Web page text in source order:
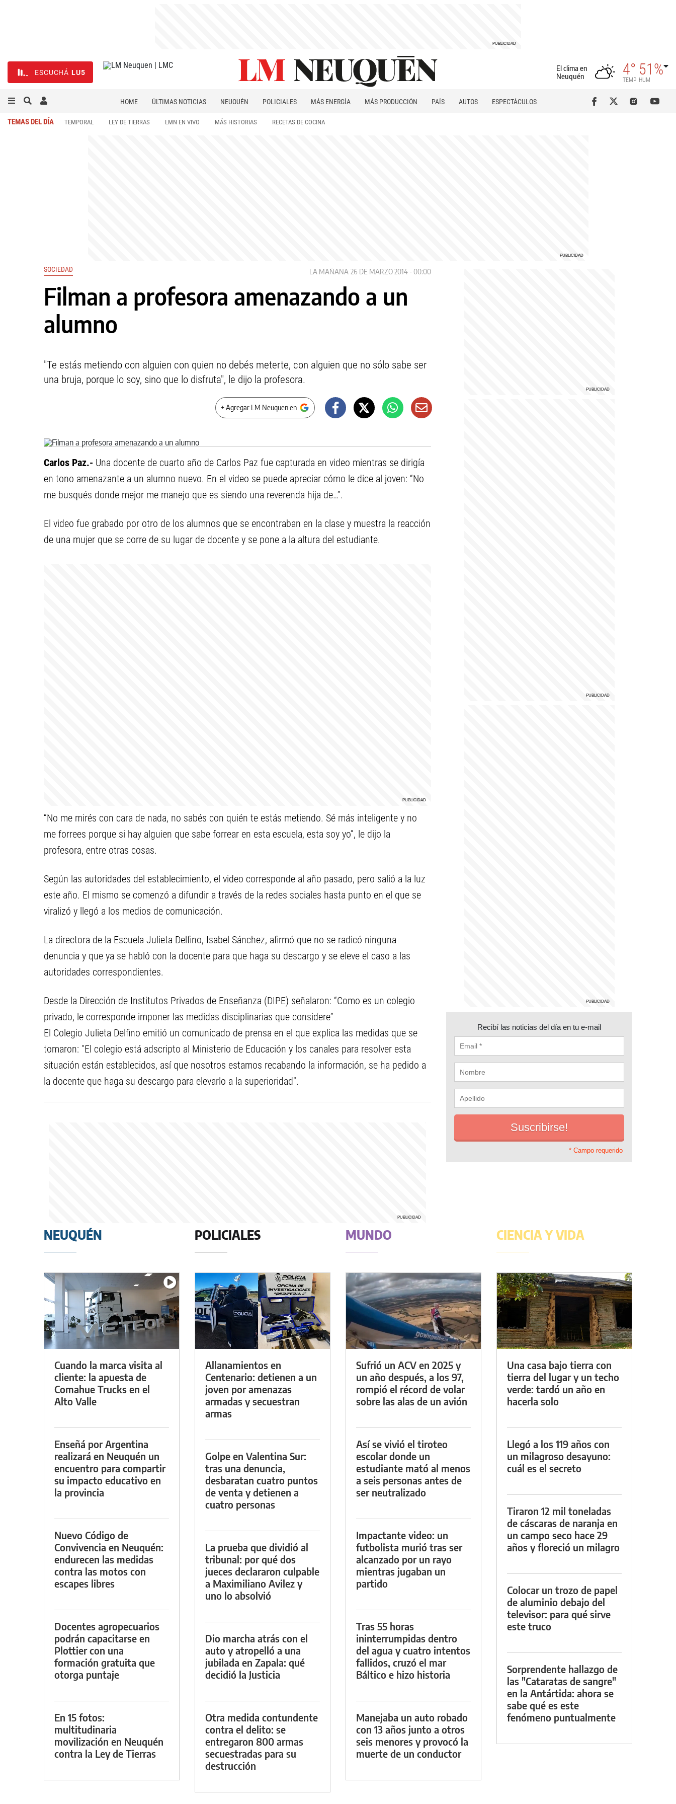
ESCUCHÁ LU5
El clima en
Neuquén
4°
TEMP
51%
HUM
HOME ÚLTIMAS NOTICIAS NEUQUÉN POLICIALES MÁS ENERGÍA MÁS PRODUCCIÓN PAÍS AUTOS
ESPECTÁCULOS
TEMAS DEL DÍA TEMPORAL LEY DE TIERRAS LMN EN VIVO MÁS HISTORIAS RECETAS DE COCINA
SOCIEDAD LA MAÑANA 26 DE MARZO 2014 - 00:00
Filman a profesora amenazando a un
alumno
"Te estás metiendo con alguien con quien no debés meterte, con alguien que no sólo sabe ser
una bruja, porque lo soy, sino que lo disfruta", le dijo la profesora.
+ Agregar LM Neuquen en
Carlos Paz.- Una docente de cuarto año de Carlos Paz fue capturada en video mientras se dirigía
en tono amenazante a un alumno nuevo. En el video se puede apreciar cómo le dice al joven: “No
me busqués donde mejor me manejo que es siendo una reverenda hija de…”.
El video fue grabado por otro de los alumnos que se encontraban en la clase y muestra la reacción
de una mujer que se corre de su lugar de docente y se pone a la altura del estudiante.
“No me mirés con cara de nada, no sabés con quién te estás metiendo. Sé más inteligente y no
me forrees porque si hay alguien que sabe forrear en esta escuela, esta soy yo”, le dijo la
profesora, entre otras cosas.
Según las autoridades del establecimiento, el video corresponde al año pasado, pero salió a la luz
este año. El mismo se comenzó a difundir a través de la redes sociales hasta punto en el que se
viralizó y llegó a los medios de comunicación.
La directora de la Escuela Julieta Delfino, Isabel Sánchez, afirmó que no se radicó ninguna
denuncia y que ya se habló con la docente para que haga su descargo y se eleve el caso a las
autoridades correspondientes.
Desde la Dirección de Institutos Privados de Enseñanza (DIPE) señalaron: “Como es un colegio
privado, le corresponde imponer las medidas disciplinarias que considere”
El Colegio Julieta Delfino emitió un comunicado de prensa en el que explica las medidas que se
tomaron: "El colegio está adscripto al Ministerio de Educación y los canales para resolver esta
situación están establecidos, así que nosotros estamos recabando la información, se ha pedido a
la docente que haga su descargo para elevarlo a la superioridad".
Recibí las noticias del día en tu e-mail
* Campo requerido
NEUQUÉN
Cuando la marca visita al
cliente: la apuesta de
Comahue Trucks en el
Alto Valle
Enseñá por Argentina
realizará en Neuquén un
encuentro para compartir
su impacto educativo en
la provincia
Nuevo Código de
Convivencia en Neuquén:
endurecen las medidas
contra las motos con
escapes libres
Docentes agropecuarios
podrán capacitarse en
Plottier con una
formación gratuita que
otorga puntaje
En 15 fotos:
multitudinaria
movilización en Neuquén
contra la Ley de Tierras
POLICIALES
Allanamientos en
Centenario: detienen a un
joven por amenazas
armadas y secuestran
armas
Golpe en Valentina Sur:
tras una denuncia,
desbaratan cuatro puntos
de venta y detienen a
cuatro personas
La prueba que dividió al
tribunal: por qué dos
jueces declararon culpable
a Maximiliano Avilez y
uno lo absolvió
Dio marcha atrás con el
auto y atropelló a una
jubilada en Zapala: qué
decidió la Justicia
Otra medida contundente
contra el delito: se
entregaron 800 armas
secuestradas para su
destrucción
MUNDO
Sufrió un ACV en 2025 y
un año después, a los 97,
rompió el récord de volar
sobre las alas de un avión
Así se vivió el tiroteo
escolar donde un
estudiante mató al menos
a seis personas antes de
ser neutralizado
Impactante video: un
futbolista murió tras ser
alcanzado por un rayo
mientras jugaban un
partido
Tras 55 horas
ininterrumpidas dentro
del agua y cuatro intentos
fallidos, cruzó el mar
Báltico e hizo historia
Manejaba un auto robado
con 13 años junto a otros
seis menores y provocó la
muerte de un conductor
CIENCIA Y VIDA
Una casa bajo tierra con
tierra del lugar y un techo
verde: tardó un año en
hacerla solo
Llegó a los 119 años con
un milagroso desayuno:
cuál es el secreto
Tiraron 12 mil toneladas
de cáscaras de naranja en
un campo seco hace 29
años y floreció un milagro
Colocar un trozo de papel
de aluminio debajo del
televisor: para qué sirve
este truco
Sorprendente hallazgo de
las "Cataratas de sangre"
en la Antártida: ahora se
sabe qué es este
fenómeno puntualmente